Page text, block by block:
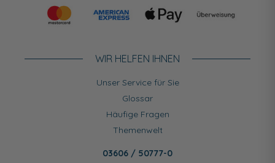
WIR HELFEN IHNEN
Unser Service für Sie
Glossar
Häufige Fragen
Themenwelt
03606 / 50777-0